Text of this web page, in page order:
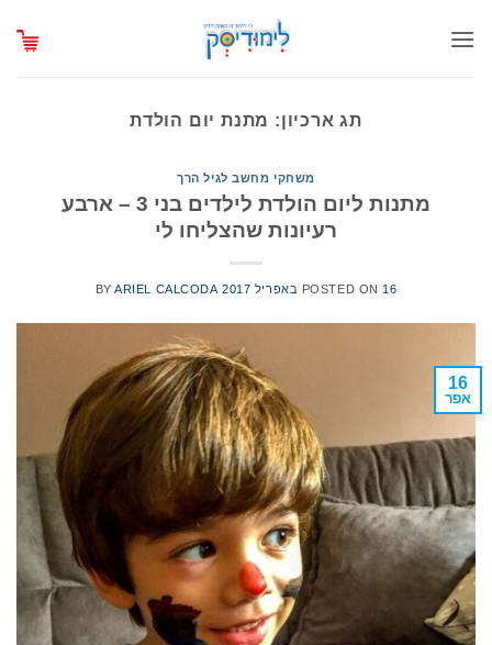
תג ארכיון: מתנת יום הולדת
משחקי מחשב לגיל הרך
מתנות ליום הולדת לילדים בני 3 – ארבע
רעיונות שהצליחו לי
POSTED ON 16 באפריל 2017 BYARIEL CALCODA
16
אפר